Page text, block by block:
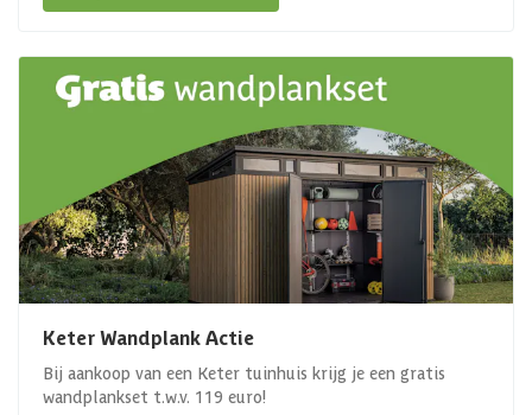
Keter Wandplank Actie
Bij aankoop van een Keter tuinhuis krijg je een gratis
wandplankset t.w.v. 119 euro!